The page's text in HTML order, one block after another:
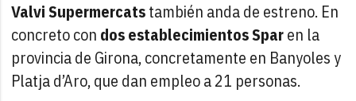
Valvi Supermercatstambién anda de estreno. En
concreto con dos establecimientos Sparen la
provincia de Girona, concretamente en Banyoles y
Platja d’Aro, que dan empleo a 21 personas.